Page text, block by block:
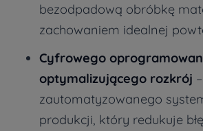
bezodpadową obróbkę
zachowaniem idealnej
Cyfrowego
optymalizującego rozkrój –
zautomatyzowanego
produkcji, który redukuje